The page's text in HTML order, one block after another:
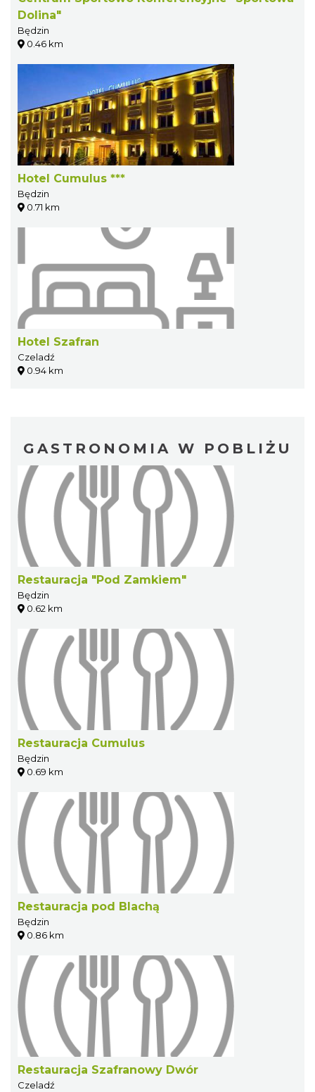
Dolina"
Będzin
0.46 km
Hotel Cumulus ***
Będzin
0.71 km
Hotel Szafran
Czeladź
0.94 km
GASTRONOMIA W POBLIŻU
Restauracja "Pod Zamkiem"
Będzin
0.62 km
Restauracja Cumulus
Będzin
0.69 km
Restauracja pod Blachą
Będzin
0.86 km
Restauracja Szafranowy Dwór
Czeladź